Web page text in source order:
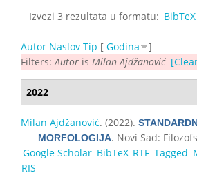
Izvezi 3 rezultata u formatu: BibTeX
Autor Naslov Tip [ Godina
]
Filters: Autor is Milan Ajdžanović
2022
Milan Ajdžanović. (2022).
MORFOLOGIJA. Novi Sad:
Google Scholar BibTeX RTF Tagged
RIS